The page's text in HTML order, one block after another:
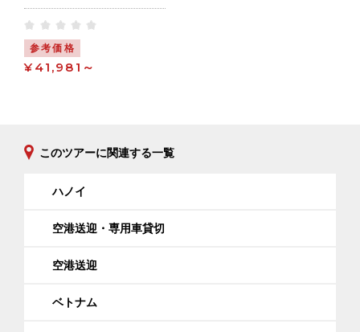
参考価格
¥41,981～
このツアーに関連する一覧
ハノイ
空港送迎・専用車貸切
空港送迎
ベトナム